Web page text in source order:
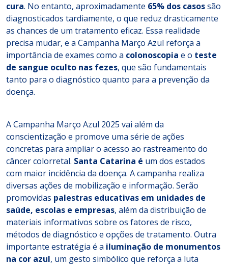
cura. No entanto, aproximadamente 65% dos casossão
diagnosticados tardiamente, o que reduz drasticamente
as chances de um tratamento eficaz. Essa realidade
precisa mudar, e a Campanha Março Azul reforça a
importância de exames como a colonoscopia e o teste
de sangue oculto nas fezes, que são fundamentais
tanto para o diagnóstico quanto para a prevenção da
doença.
A Campanha Março Azul 2025 vai além da
conscientização e promove uma série de ações
concretas para ampliar o acesso ao rastreamento do
câncer colorretal. Santa Catarina é um dos estados
com maior incidência da doença. A campanha realiza
diversas ações de mobilização e informação. Serão
promovidas palestras educativas em unidades de
saúde, escolas e empresas, além da distribuição de
materiais informativos sobre os fatores de risco,
métodos de diagnóstico e opções de tratamento. Outra
importante estratégia é a iluminação de monumentos
na cor azul, um gesto simbólico que reforça a luta